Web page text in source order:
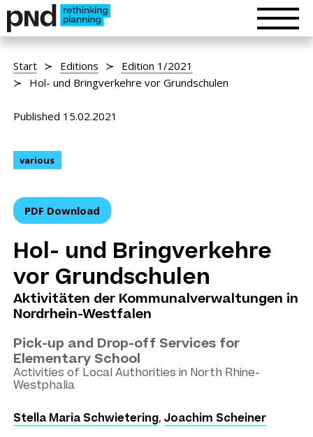
Start Editions
Edition 1/2021
Hol- und Bringverkehre vor Grundschulen
Published 15.02.2021
various
PDF Download
Hol- und Bringverkehre
vor Grundschulen
Aktivitäten der Kommunalverwaltungen in
Nordrhein-Westfalen
Pick-up and Drop-off Services for
Elementary School
Activities of Local Authorities in North Rhine-
Westphalia
Stella Maria Schwietering, Joachim Scheiner